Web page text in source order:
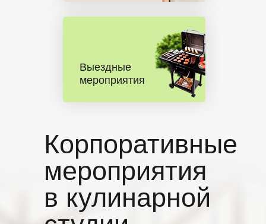
Выездные
мероприятия
Корпоративные
мероприятия
в кулинарной